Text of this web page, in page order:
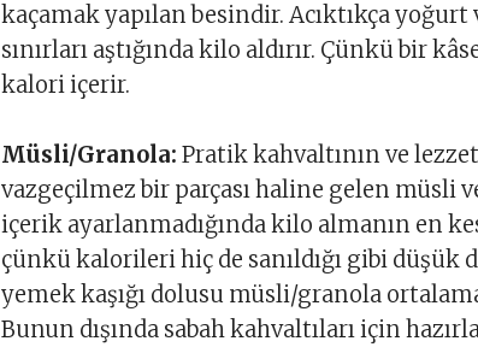
kaçamak yapılan besindir. Acıktıkça
sınırları aştığında kilo aldırır. Çünkü bir
kalori içerir.
Müsli/Granola: Pratik kahvaltının ve
vazgeçilmez bir parçası haline gelen müsli
içerik ayarlanmadığında kilo almanın en
çünkü kalorileri hiç de sanıldığı gibi düşük
yemek kaşığı dolusu müsli/granola
Bunun dışında sabah kahvaltıları için